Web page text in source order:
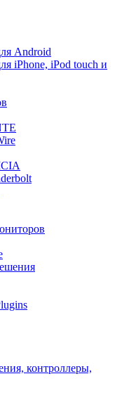
Android
iPhone, iPod touch и
контроллеры,